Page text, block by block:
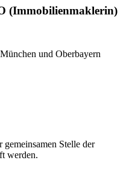
(Immobilienmaklerin)
und Oberbayern
Stelle der
werden.